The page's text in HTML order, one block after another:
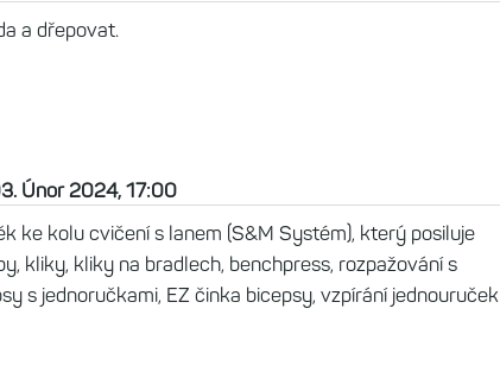
a dřepovat.
Únor 2024, 17:00
ke kolu cvičení s lanem (S&M Systém), který posiluje
kliky, kliky na bradlech, benchpress, rozpažování s
s jednoručkami, EZ činka bicepsy, vzpírání jednouruček